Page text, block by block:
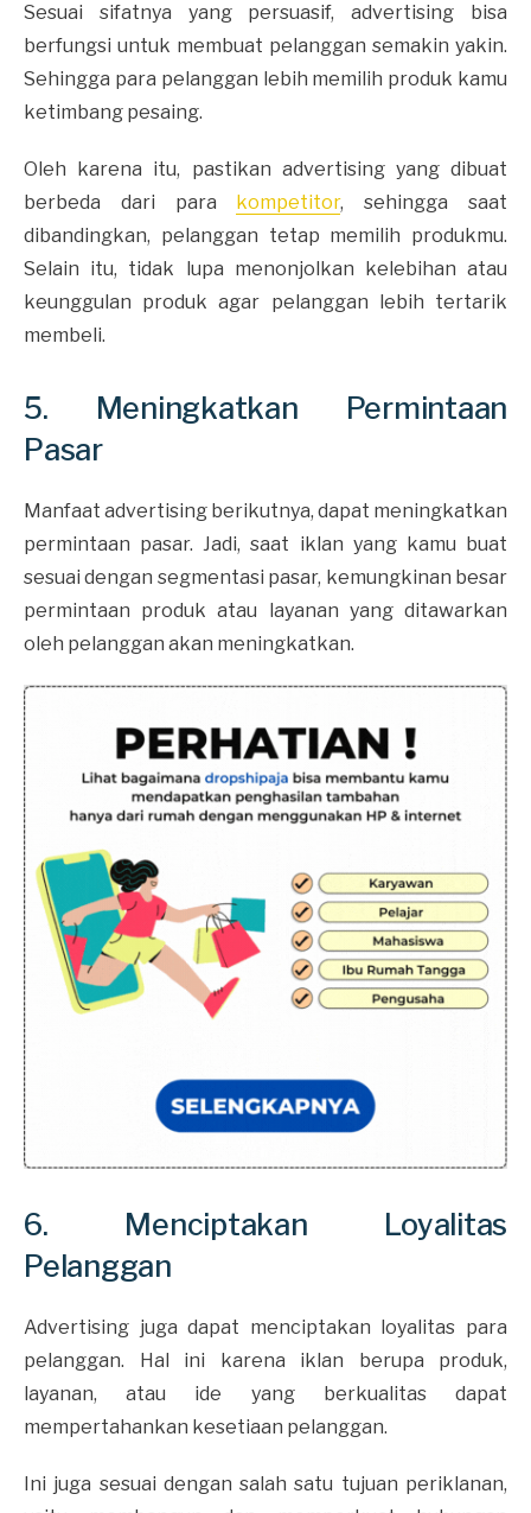
Sesuai sifatnya yang persuasif, advertising bisa
berfungsi untuk membuat pelanggan semakin yakin.
Sehingga para pelanggan lebih memilih produk kamu
ketimbang pesaing.
Oleh karena itu, pastikan advertising yang dibuat
berbeda dari para
kompetitor, sehingga saat
dibandingkan, pelanggan tetap memilih produkmu.
Selain itu, tidak lupa menonjolkan kelebihan atau
keunggulan produk agar pelanggan lebih tertarik
membeli.
5. Meningkatkan Permintaan
Pasar
Manfaat advertising berikutnya, dapat meningkatkan
permintaan pasar. Jadi, saat iklan yang kamu buat
sesuai dengan segmentasi pasar, kemungkinan besar
permintaan produk atau layanan yang ditawarkan
oleh pelanggan akan meningkatkan.
6. Menciptakan Loyalitas
Pelanggan
Advertising juga dapat menciptakan loyalitas para
pelanggan. Hal ini karena iklan berupa produk,
layanan, atau ide yang berkualitas dapat
mempertahankan kesetiaan pelanggan.
Ini juga sesuai dengan salah satu tujuan periklanan,